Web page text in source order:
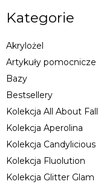
Kategorie
Akrylożel
Artykuły pomocnicze
Bazy
Bestsellery
Kolekcja All About Fall
Kolekcja Aperolina
Kolekcja Candylicious
Kolekcja Fluolution
Kolekcja Glitter Glam